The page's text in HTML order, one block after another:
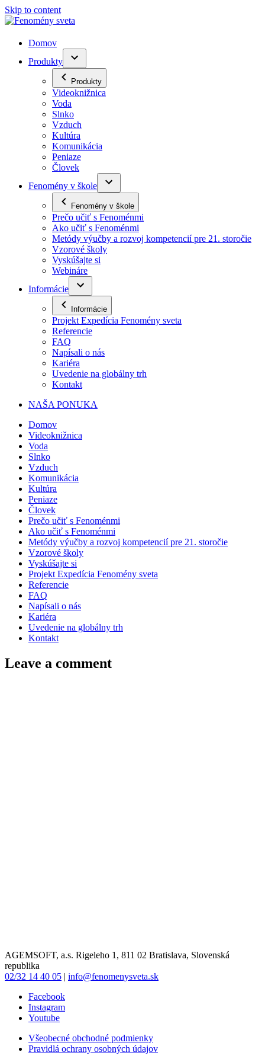
Skip to content
Domov
Produkty
Produkty
Videoknižnica
Voda
Slnko
Vzduch
Kultúra
Komunikácia
Peniaze
Človek
Fenomény v škole
Fenomény v škole
Prečo učiť s Fenoménmi
Ako učiť s Fenoménmi
Metódy výučby a rozvoj kompetencií pre 21. storočie
Vzorové školy
Vyskúšajte si
Webináre
Informácie
Informácie
Projekt Expedícia Fenomény sveta
Referencie
FAQ
Napísali o nás
Kariéra
Uvedenie na globálny trh
Kontakt
NAŠA PONUKA
Domov
Videoknižnica
Voda
Slnko
Vzduch
Komunikácia
Kultúra
Peniaze
Človek
Prečo učiť s Fenoménmi
Ako učiť s Fenoménmi
Metódy výučby a rozvoj kompetencií pre 21. storočie
Vzorové školy
Vyskúšajte si
Projekt Expedícia Fenomény sveta
Referencie
FAQ
Napísali o nás
Kariéra
Uvedenie na globálny trh
Kontakt
Leave a comment
AGEMSOFT, a.s. Rigeleho 1, 811 02 Bratislava, Slovenská
republika
02/32 14 40 05 | info@fenomenysveta.sk
Facebook
Instagram
Youtube
Všeobecné obchodné podmienky
Pravidlá ochrany osobných údajov